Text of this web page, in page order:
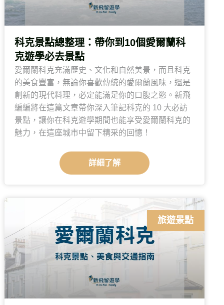
科克景點總整理：帶你到10個愛爾蘭科
克遊學必去景點
愛爾蘭科克充滿歷史、文化和自然美景，而且科克
的美食豐富，無論你喜歡傳統的愛爾蘭風味，還是
創新的現代料理，必定能滿足你的口腹之慾。新飛
編編將在這篇文章帶你深入筆記科克的 10 大必訪
景點，讓你在科克遊學期間也能享受愛爾蘭科克的
魅力，在這座城市中留下精采的回憶！
詳細了解
旅遊景點